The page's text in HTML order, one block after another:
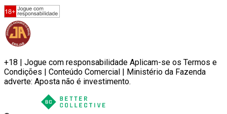
+18 | Jogue com responsabilidade Aplicam-se os Termos e
Condições | Conteúdo Comercial | Ministério da Fazenda
adverte: Aposta não é investimento.